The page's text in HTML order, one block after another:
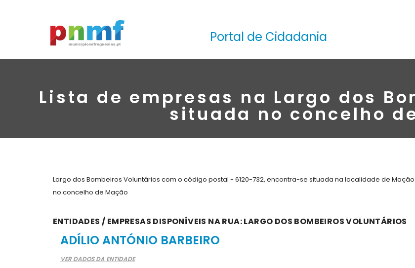
Portal de Cidadania
Lista de empresas na Largo dos
situada no concelho
Largo dos Bombeiros Voluntários com o código postal - 6120-732, encontra-se situada na localidade de Mação
no concelho de Mação
ENTIDADES / EMPRESAS DISPONÍVEIS NA RUA: LARGO DOS BOMBEIROS VOLUNTÁRIOS
ADÍLIO ANTÓNIO BARBEIRO
VER DADOS DA ENTIDADE